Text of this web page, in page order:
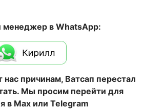
в WhatsApp:
причинам, Ватсап перестал
Мы просим перейти для
в Max или Telegram